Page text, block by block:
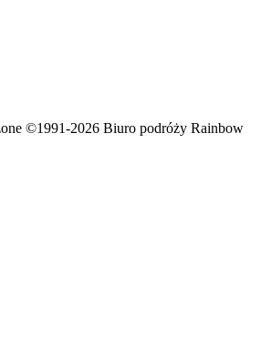
©1991-2026 Biuro podróży Rainbow